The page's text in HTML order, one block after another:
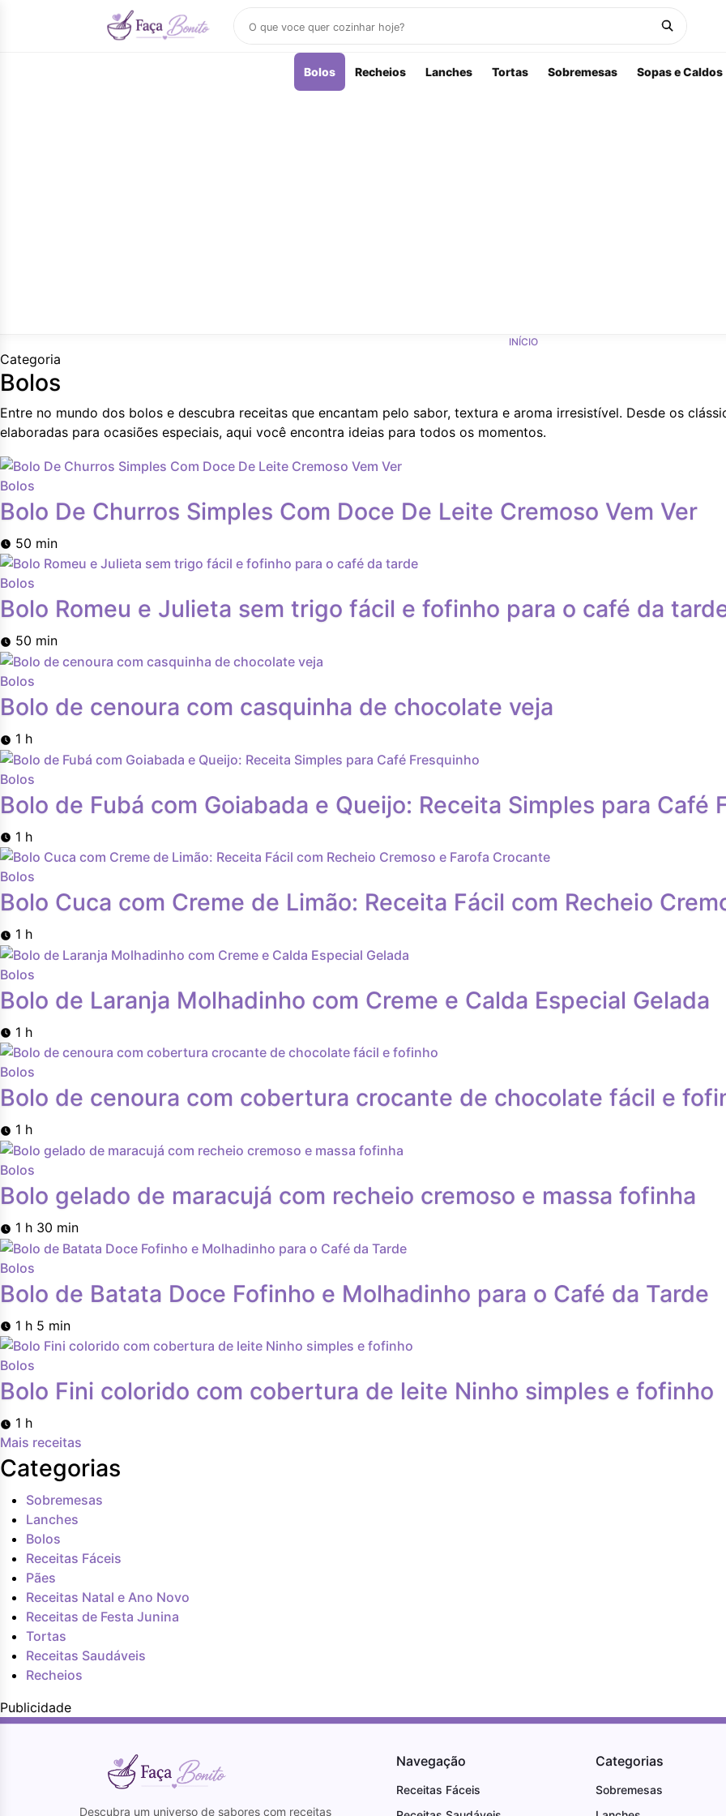
receitas
Bolos Recheios Lanches Tortas Sobremesas Sopas e Caldos
INÍCIO»
Categoria
Bolos
Entre no mundo dos bolos e descubra receitas que encantam pelo sabor, textura e aroma irresistível. Desde os
elaboradas para ocasiões especiais, aqui você encontra ideias para todos os momentos.
Bolos
Bolo De Churros Simples Com Doce De Leite Cremoso Vem Ver
50 min
Bolos
Bolo Romeu e Julieta sem trigo fácil e fofinho para o café da
50 min
Bolos
Bolo de cenoura com casquinha de chocolate veja
1 h
Bolos
Bolo de Fubá com Goiabada e Queijo: Receita Simples para Café
1 h
Bolos
Bolo Cuca com Creme de Limão: Receita Fácil com Recheio
1 h
Bolos
Bolo de Laranja Molhadinho com Creme e Calda Especial Gelada
1 h
Bolos
Bolo de cenoura com cobertura crocante de chocolate fácil e
1 h
Bolos
Bolo gelado de maracujá com recheio cremoso e massa fofinha
1 h 30 min
Bolos
Bolo de Batata Doce Fofinho e Molhadinho para o Café da Tarde
1 h 5 min
Bolos
Bolo Fini colorido com cobertura de leite Ninho simples e fofinho
1 h
Mais receitas
Categorias
Sobremesas
Lanches
Bolos
Receitas Fáceis
Pães
Receitas Natal e Ano Novo
Receitas de Festa Junina
Tortas
Receitas Saudáveis
Recheios
Publicidade
Descubra um universo de sabores com receitas
Navegação
Receitas Fáceis
Categorias
Sobremesas